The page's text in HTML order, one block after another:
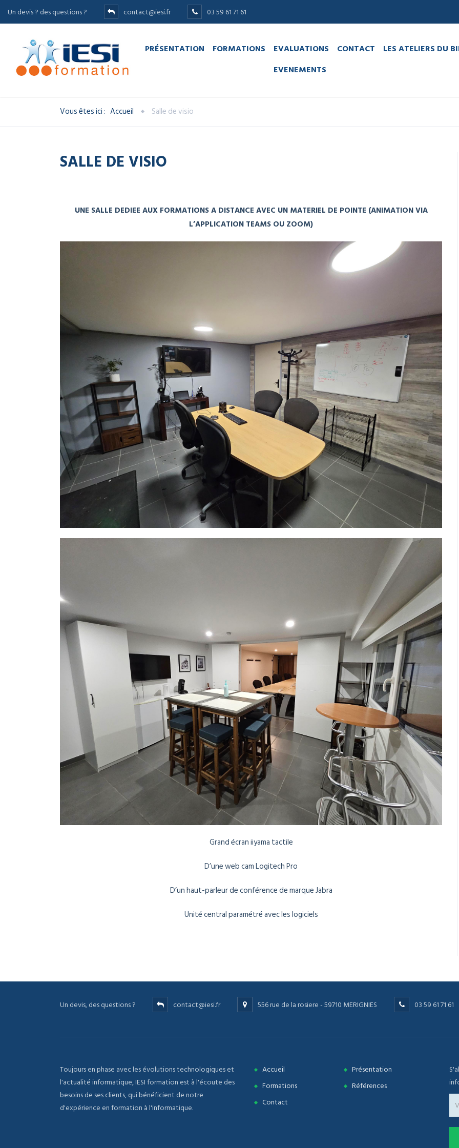
Un devis ? des questions ? contact@iesi.fr 03 59 61 71 61
PRÉSENTATION FORMATIONS EVALUATIONS CONTACT
LES ATELIERS DU
EVENEMENTS
Vous êtes ici : Accueil Salle de visio
SALLE DE VISIO
UNE SALLE DEDIEE AUX FORMATIONS A DISTANCE AVEC UN MATERIEL DE POINTE (ANIMATION VIA
L’APPLICATION TEAMS OU ZOOM)
Grand écraniiyama tactile
D’une web cam Logitech Pro
D’un haut-parleur de conférence de marque Jabra
Unité central paramétré avec les logiciels
Un devis, des questions ? contact@iesi.fr 556 rue de la rosiere - 59710 MERIGNIES 03 59 61 71 61
Toujours en phase avec les évolutions technologiques et
l'actualité informatique, IESI formation est à l'écoute des
besoins de ses clients, qui bénéficient de notre
d'expérience en formation à l'informatique.
Accueil
Présentation
Formations
Références
Contact